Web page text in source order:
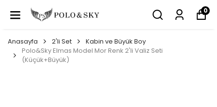
0
Anasayfa 2'li Set
Kabin ve Büyük Boy
Polo&Sky Elmas Model Mor Renk 2'li Valiz Seti
(Küçük+Büyük)